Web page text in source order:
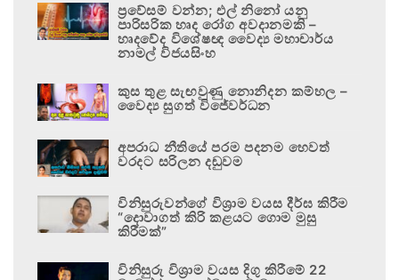
ප්‍රවේසම් වන්න; එල් නිනෝ යනු
පාරිසරික හෘද රෝග අවදානමකි –
හෘදවේද විශේෂඥ වෛද්‍ය මහාචාර්ය
නාමල් විජයසිංහ
කුස තුළ සැඟවුණු නොනිදන කම්හල –
වෛද්‍ය සුගත් විජේවර්ධන
අපරාධ නීතියේ පරම පදනම හෙවත්
වරදට සරිලන දඬුවම
විනිසුරුවන්ගේ විශ්‍රාම වයස දීර්ඝ කිරීම
“දොවාගත් කිරි කළයට ගොම මුසු
කිරීමක්”
විනිසුරු විශ්‍රාම වයස දිගු කිරීමේ 22